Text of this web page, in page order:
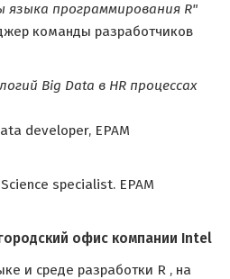
языка программирования R"
команды разработчиков
Big Data в HR процессах
developer, EPAM
specialist. EPAM
офис компании Intel
и среде разработки R , на